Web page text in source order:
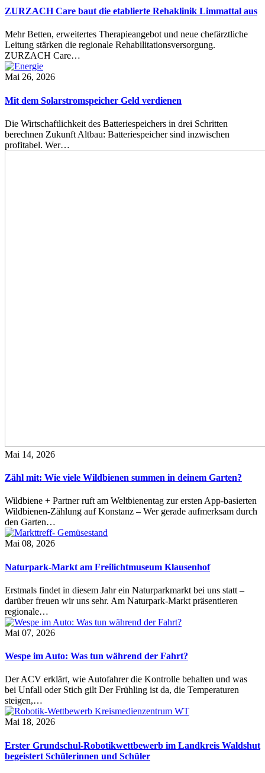
ZURZACH Care baut die etablierte Rehaklinik Limmattal aus
Mehr Betten, erweitertes Therapieangebot und neue chefärztliche
Leitung stärken die regionale Rehabilitationsversorgung.
ZURZACH Care…
Mai 26, 2026
Mit dem Solarstromspeicher Geld verdienen
Die Wirtschaftlichkeit des Batteriespeichers in drei Schritten
berechnen Zukunft Altbau: Batteriespeicher sind inzwischen
profitabel. Wer…
Mai 14, 2026
Zähl mit: Wie viele Wildbienen summen in deinem Garten?
Wildbiene + Partner ruft am Weltbienentag zur ersten App-basierten
Wildbienen-Zählung auf Konstanz – Wer gerade aufmerksam durch
den Garten…
Mai 08, 2026
Naturpark-Markt am Freilichtmuseum Klausenhof
Erstmals findet in diesem Jahr ein Naturparkmarkt bei uns statt –
darüber freuen wir uns sehr. Am Naturpark-Markt präsentieren
regionale…
Mai 07, 2026
Wespe im Auto: Was tun während der Fahrt?
Der ACV erklärt, wie Autofahrer die Kontrolle behalten und was
bei Unfall oder Stich gilt Der Frühling ist da, die Temperaturen
steigen,…
Mai 18, 2026
Erster Grundschul-Robotikwettbewerb im Landkreis Waldshut
begeistert Schülerinnen und Schüler